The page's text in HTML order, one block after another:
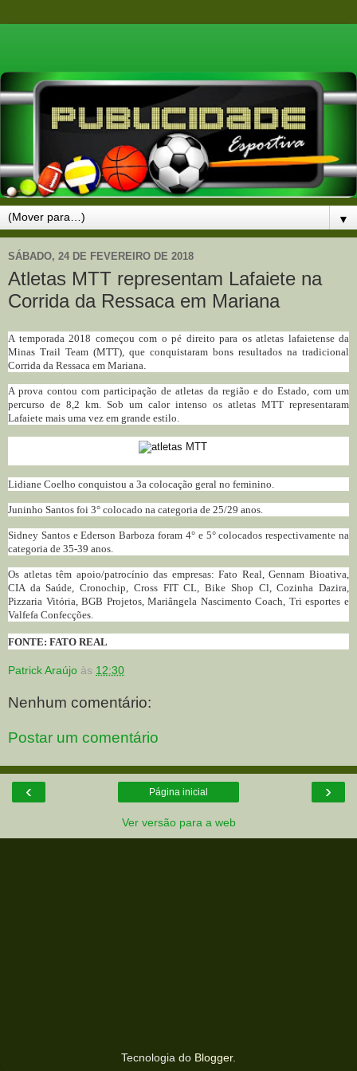
▼
SÁBADO, 24 DE FEVEREIRO DE 2018
Atletas MTT representam Lafaiete na
Corrida da Ressaca em Mariana
A temporada 2018 começou com o pé direito para os atletas lafaietense da
Minas Trail Team (MTT), que conquistaram bons resultados na tradicional
Corrida da Ressaca em Mariana
A prova contou com participação de atletas da região e do Estado, com um
percurso de 8,2 km. Sob um calor intenso os atletas MTT representaram
Lafaiete mais uma vez em grande estilo.
Lidiane Coelho conquistou a 3a colocação geral no feminino.
Juninho Santos foi 3° colocado na categoria de 25/29 anos.
Sidney Santos e Ederson Barboza foram 4° e 5° colocados respectivamente na
categoria de 35-39 anos.
Os atletas têm apoio/patrocínio das empresas: Fato Real, Gennam Bioativa,
CIA da Saúde, Cronochip, Cross FIT CL, Bike Shop Cl, Cozinha Dazira,
Pizzaria Vitória, BGB Projetos, Mariângela Nascimento Coach, Tri esportes e
Valfefa Confecções.
FONTE: FATO REAL
Patrick Araújo às 12:30
Nenhum comentário:
Postar um comentário
‹ ›
Página inicial
Ver versão para a web
Tecnologia do Blogger.